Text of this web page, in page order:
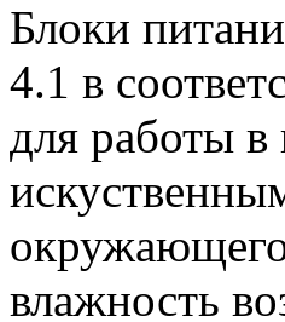
Блоки
4.1 в
для работы
влажность